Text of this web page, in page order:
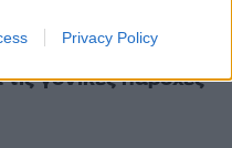
Privacy Policy
Πότε μπορεί να
τις γονικές παροχές